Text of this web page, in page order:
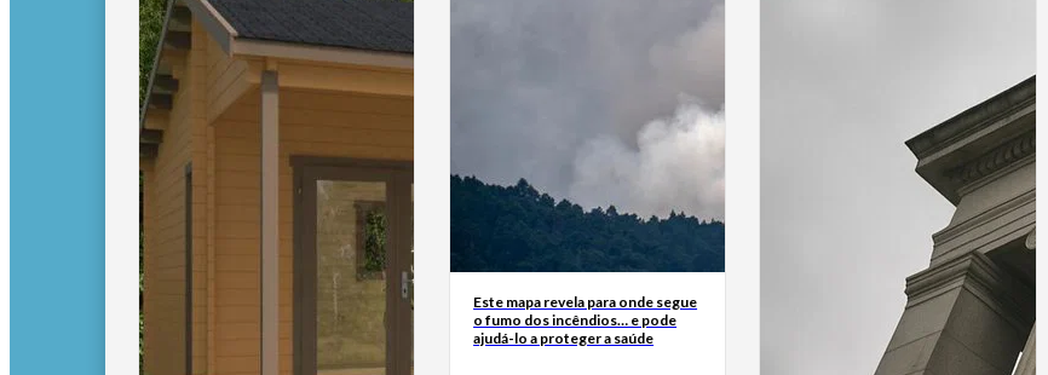
Este mapa revela para onde segue
o fumo dos incêndios… e pode
ajudá-lo a proteger a saúde